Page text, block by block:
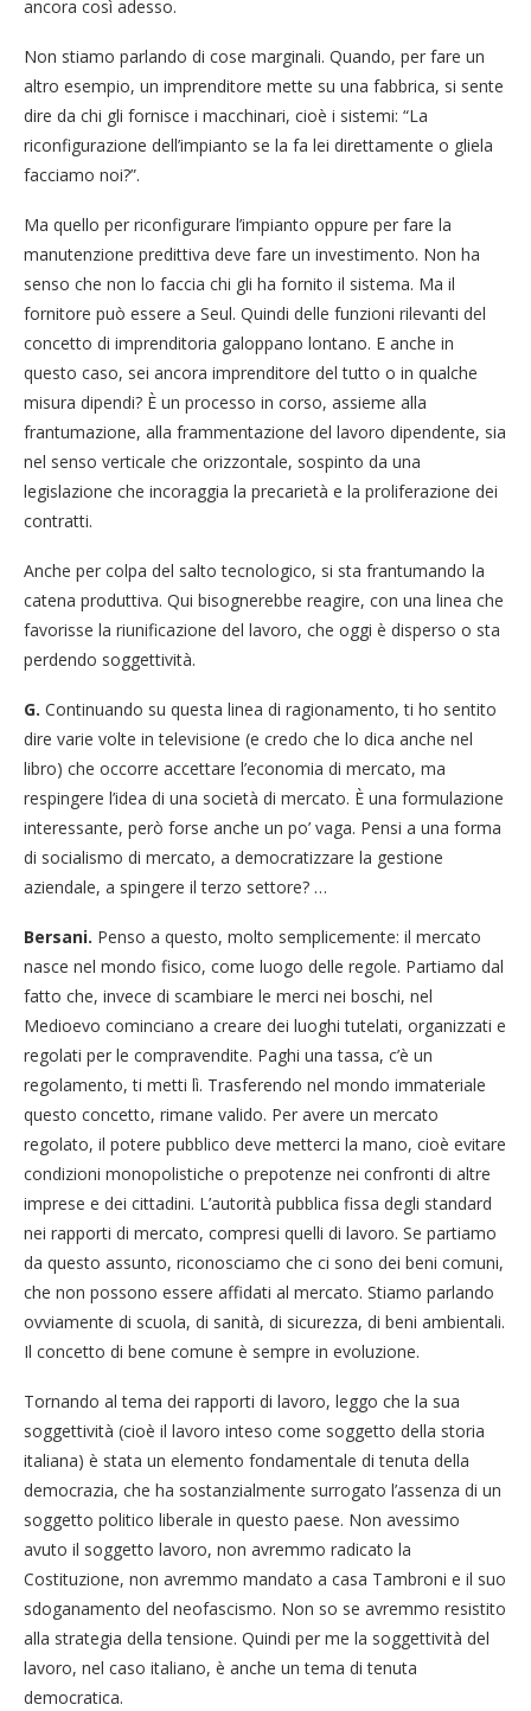
ancora così adesso.
Non stiamo parlando di cose marginali. Quando, per fare un
altro esempio, un imprenditore mette su una fabbrica, si sente
dire da chi gli fornisce i macchinari, cioè i sistemi: “La
riconfigurazione dell’impianto se la fa lei direttamente o gliela
facciamo noi?”.
Ma quello per riconfigurare l’impianto oppure per fare la
manutenzione predittiva deve fare un investimento. Non ha
senso che non lo faccia chi gli ha fornito il sistema. Ma il
fornitore può essere a Seul. Quindi delle funzioni rilevanti del
concetto di imprenditoria galoppano lontano. E anche in
questo caso, sei ancora imprenditore del tutto o in qualche
misura dipendi? È un processo in corso, assieme alla
frantumazione, alla frammentazione del lavoro dipendente, sia
nel senso verticale che orizzontale, sospinto da una
legislazione che incoraggia la precarietà e la proliferazione dei
contratti.
Anche per colpa del salto tecnologico, si sta frantumando la
catena produttiva. Qui bisognerebbe reagire, con una linea che
favorisse la riunificazione del lavoro, che oggi è disperso o sta
perdendo soggettività.
G. Continuando su questa linea di ragionamento, ti ho sentito
dire varie volte in televisione (e credo che lo dica anche nel
libro) che occorre accettare l’economia di mercato, ma
respingere l’idea di una società di mercato. È una formulazione
interessante, però forse anche un po’ vaga. Pensi a una forma
di socialismo di mercato, a democratizzare la gestione
aziendale, a spingere il terzo settore? …
Bersani. Penso a questo, molto semplicemente: il mercato
nasce nel mondo fisico, come luogo delle regole. Partiamo dal
fatto che, invece di scambiare le merci nei boschi, nel
Medioevo cominciano a creare dei luoghi tutelati, organizzati e
regolati per le compravendite. Paghi una tassa, c’è un
regolamento, ti metti lì. Trasferendo nel mondo immateriale
questo concetto, rimane valido. Per avere un mercato
regolato, il potere pubblico deve metterci la mano, cioè evitare
condizioni monopolistiche o prepotenze nei confronti di altre
imprese e dei cittadini. L’autorità pubblica fissa degli standard
nei rapporti di mercato, compresi quelli di lavoro. Se partiamo
da questo assunto, riconosciamo che ci sono dei beni comuni,
che non possono essere affidati al mercato. Stiamo parlando
ovviamente di scuola, di sanità, di sicurezza, di beni ambientali.
Il concetto di bene comune è sempre in evoluzione.
Tornando al tema dei rapporti di lavoro, leggo che la sua
soggettività (cioè il lavoro inteso come soggetto della storia
italiana) è stata un elemento fondamentale di tenuta della
democrazia, che ha sostanzialmente surrogato l’assenza di un
soggetto politico liberale in questo paese. Non avessimo
avuto il soggetto lavoro, non avremmo radicato la
Costituzione, non avremmo mandato a casa Tambroni e il suo
sdoganamento del neofascismo. Non so se avremmo resistito
alla strategia della tensione. Quindi per me la soggettività del
lavoro, nel caso italiano, è anche un tema di tenuta
democratica.